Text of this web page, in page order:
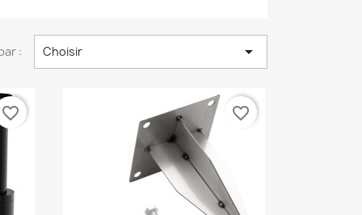
: Choisir 
favorite_border favorite_border